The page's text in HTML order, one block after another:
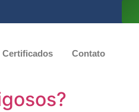
Certificados Contato